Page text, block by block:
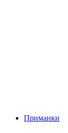
Приманки